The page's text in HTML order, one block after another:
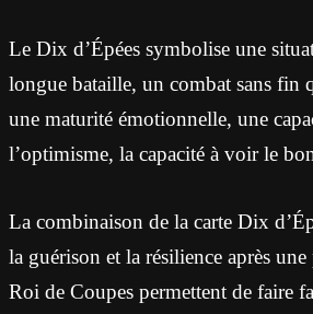
Le Dix d’Épées symbolise une
longue bataille, un combat sans fin
une maturité émotionnelle, une
l’optimisme, la capacité à voir le
La combinaison de la carte Dix
la guérison et la résilience après
Roi de Coupes permettent de faire